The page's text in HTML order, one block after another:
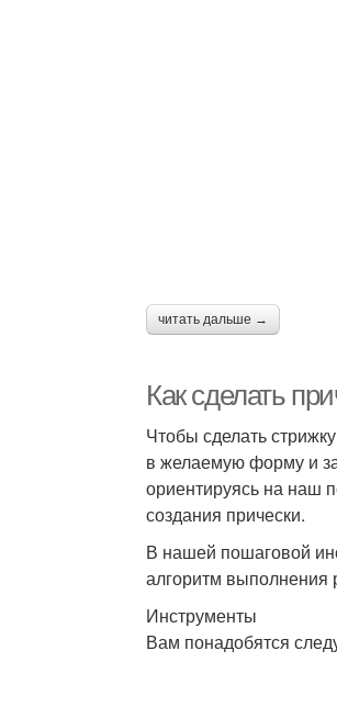
читать дальше →
Как сделать
Чтобы сделать
в желаемую форму и
ориентируясь на наш
создания прически.
В нашей пошаговой
алгоритм выполнения
Инструменты
Вам понадобятся